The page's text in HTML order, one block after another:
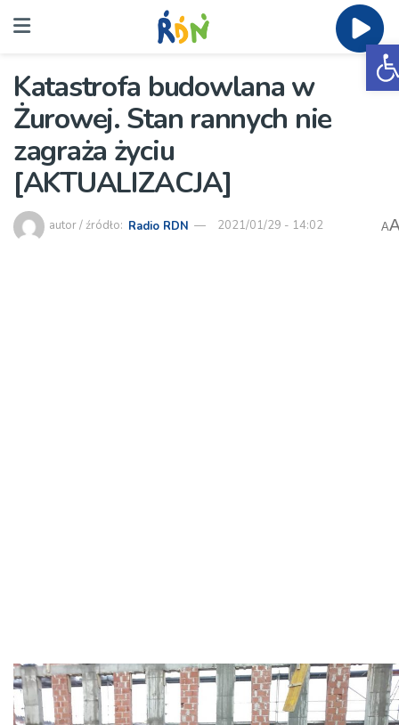
Katastrofa budowlana w
Żurowej. Stan rannych nie
zagraża życiu
[AKTUALIZACJA]
autor / źródło: Radio RDN 2021/01/29 - 14:02 A